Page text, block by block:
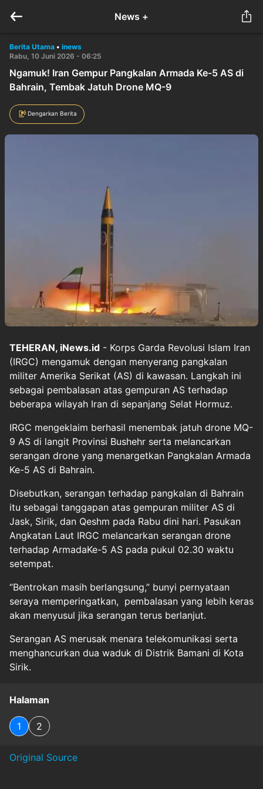
News +
Berita Utama • inews
Rabu, 10 Juni 2026 - 06:25
Ngamuk! Iran Gempur Pangkalan Armada Ke-5 AS di
Bahrain, Tembak Jatuh Drone MQ-9
Dengarkan Berita
TEHERAN, iNews.id - Korps Garda Revolusi Islam Iran
(IRGC) mengamuk dengan menyerang pangkalan
militer Amerika Serikat (AS) di kawasan. Langkah ini
sebagai pembalasan atas gempuran AS terhadap
beberapa wilayah Iran di sepanjang Selat Hormuz.
IRGC mengeklaim berhasil menembak jatuh drone MQ-
9 AS di langit Provinsi Bushehr serta melancarkan
serangan drone yang menargetkan Pangkalan Armada
Ke-5 AS di Bahrain.
Disebutkan, serangan terhadap pangkalan di Bahrain
itu sebagai tanggapan atas gempuran militer AS di
Jask, Sirik, dan Qeshm pada Rabu dini hari. Pasukan
Angkatan Laut IRGC melancarkan serangan drone
terhadap ArmadaKe-5 AS pada pukul 02.30 waktu
setempat.
“Bentrokan masih berlangsung,” bunyi pernyataan
seraya memperingatkan, pembalasan yang lebih keras
akan menyusul jika serangan terus berlanjut.
Serangan AS merusak menara telekomunikasi serta
menghancurkan dua waduk di Distrik Bamani di Kota
Sirik.
Halaman
1 2
Original Source